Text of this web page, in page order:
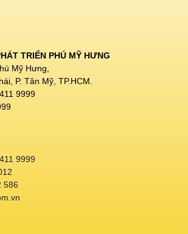
TRIỂN PHÚ MỸ HƯNG
Mỹ Hưng,
P. Tân Mỹ, TP.HCM.
9999
9999
586